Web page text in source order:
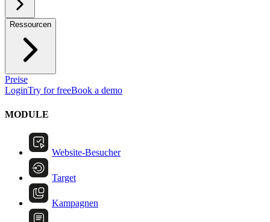
Ressourcen
Preise
LoginTry for freeBook a demo
MODULE
Website-Besucher
Target
Kampagnen